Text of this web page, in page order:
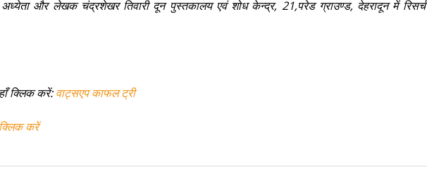
और लेखक चंद्रशेखर तिवारी दून पुस्तकालय एवं शोध केन्द्र, 21,परेड ग्राउण्ड, देहरादून में रिसर्च
क्लिक करें:वाट्सएप काफल ट्री
करें